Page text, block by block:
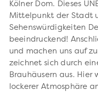
Kölner Dom. Dieses
Mittelpunkt der Stadt
Sehenswürdigkeiten
beeindruckend!
und machen uns auf
zeichnet sich durch
Brauhäusern aus. Hier
lockerer Atmosphäre